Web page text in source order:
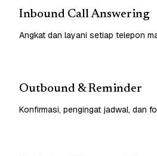
Inbound Call Answering
Angkat dan layani setiap telepon
Outbound & Reminder
Konfirmasi, pengingat jadwal, dan